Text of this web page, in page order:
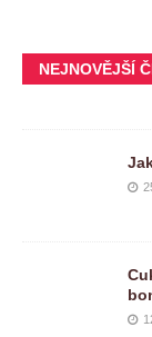
NEJNOVĚJŠÍ